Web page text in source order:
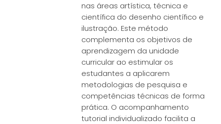
nas áreas artística, técnica e
científica do desenho científico e
ilustração. Este método
complementa os objetivos de
aprendizagem da unidade
curricular ao estimular os
estudantes a aplicarem
metodologias de pesquisa e
competências técnicas de forma
prática. O acompanhamento
tutorial individualizado facilita a